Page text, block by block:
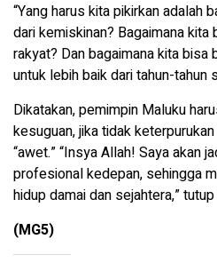
“Yang harus kita pikirkan adalah
dari kemiskinan? Bagaimana
rakyat? Dan bagaimana kita bisa
untuk lebih baik dari tahun-tahun
Dikatakan, pemimpin Maluku
kesuguan, jika tidak
“awet.” “Insya Allah! Saya akan
profesional kedepan, sehingga
hidup damai dan sejahtera,”
(MG5)